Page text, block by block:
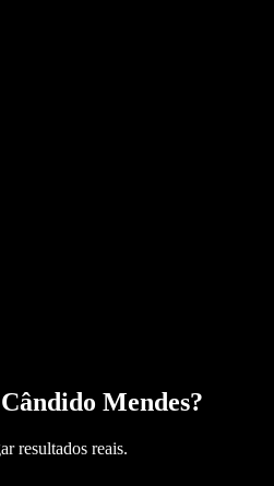
Cândido Mendes?
resultados reais.